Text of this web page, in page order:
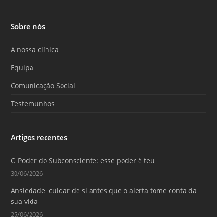
e
b
o
k
T
u
e r
a
Sobre nós
A nossa clínica
Equipa
Comunicação Social
Testemunhos
Artigos recentes
O Poder do Subconsciente: esse poder é teu
30/06/2026
Ansiedade: cuidar de si antes que o alerta tome conta da
sua vida
25/06/2026